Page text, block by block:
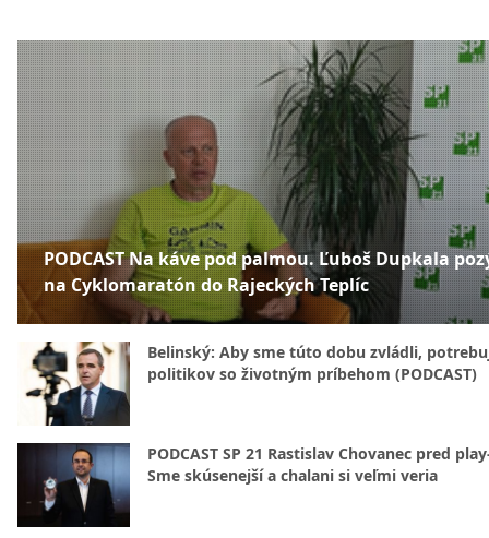
PODCAST Na káve pod palmou. Ľuboš Dupkala
na Cyklomaratón do Rajeckých Teplíc
Belinský: Aby sme túto dobu zvládli,
politikov so životným príbehom (PODCAST)
PODCAST SP 21 Rastislav Chovanec pred
Sme skúsenejší a chalani si veľmi veria